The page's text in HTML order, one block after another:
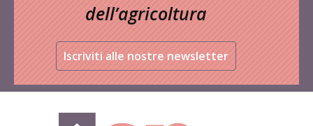
dell’agricoltura
Iscriviti alle nostre newsletter